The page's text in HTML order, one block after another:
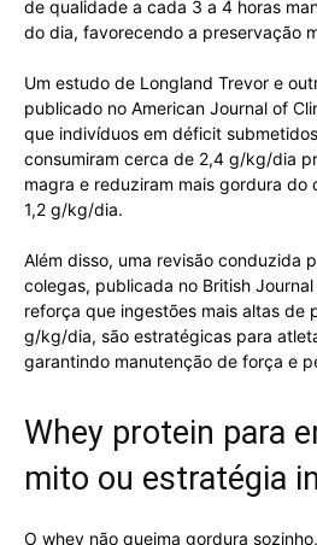
de qualidade a cada 3 a 4 horas
do dia, favorecendo a preservação
Um estudo de Longland Trevor e
publicado no American Journal of
que indivíduos em déficit
consumiram cerca de 2,4 g/kg/dia
magra e reduziram mais gordura do
1,2 g/kg/dia.
Além disso, uma revisão conduzida
colegas, publicada no British
reforça que ingestões mais altas de
g/kg/dia, são estratégicas para
garantindo manutenção de força e
Whey protein para
mito ou estratégia
O whey não queima gordura